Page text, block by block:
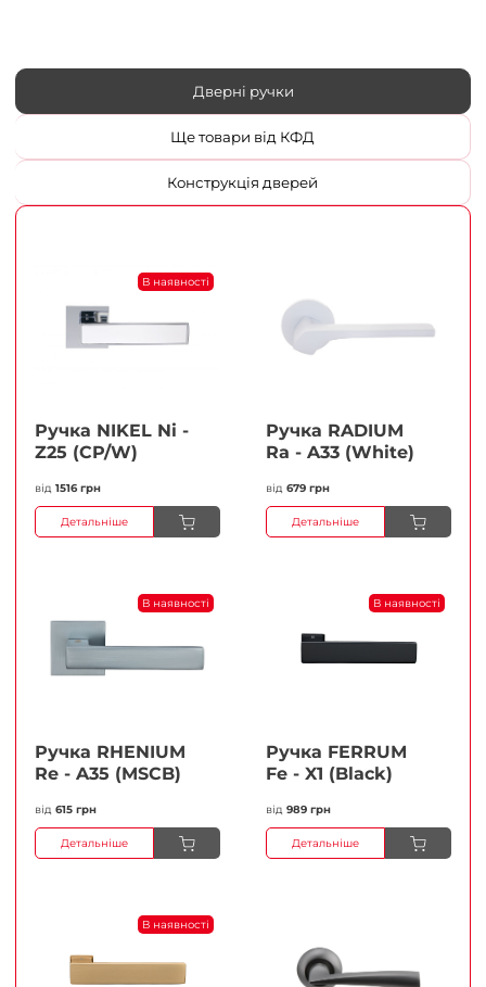
Дверні ручки
Ще товари від КФД
Конструкція дверей
В наявності
Ручка NIKEL Ni -
Z25 (CP/W)
від 1516 грн
Детальніше
Ручка RADIUM
Ra - A33 (White)
від 679 грн
Детальніше
В наявності
Ручка RHENIUM
Re - A35 (MSCB)
від 615 грн
Детальніше
В наявності
Ручка FERRUМ
Fe - X1 (Black)
від 989 грн
Детальніше
В наявності